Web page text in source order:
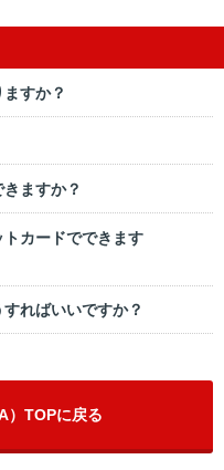
すか？
ますか？
カードでできます
ればいいですか？
）TOPに戻る